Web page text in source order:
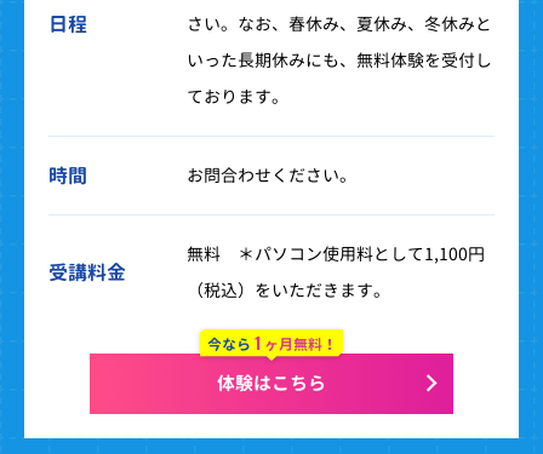
日程
さい。なお、春休み、夏休み、冬休みと
いった長期休みにも、無料体験を受付し
ております。
時間 お問合わせください。
受講料金
無料 ＊パソコン使用料として1,100円
（税込）をいただきます。
今なら 1 ヶ月無料！
体験はこちら